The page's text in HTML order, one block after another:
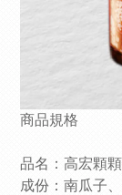
商品規格
品名：高宏顆
成份：南瓜子